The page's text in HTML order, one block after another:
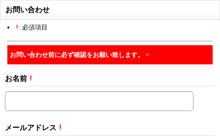
お問い合わせ
! : 必須項目
お問い合わせ前に必ず確認をお願い致します。
お名前 !
メールアドレス !